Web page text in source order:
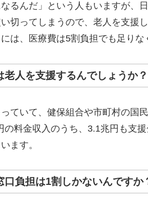
るんだ」という人もいますが、
切ってしまうので、老人を支援
は、医療費は5割負担でも足りな
人を支援するんでしょうか？
ていて、健保組合や市町村の国
の料金収入のうち、3.1兆円も支
ます。
負担は1割しかないんですか